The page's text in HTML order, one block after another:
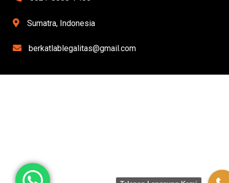
Sumatra, Indonesia
berkatlablegalitas@gmail.com